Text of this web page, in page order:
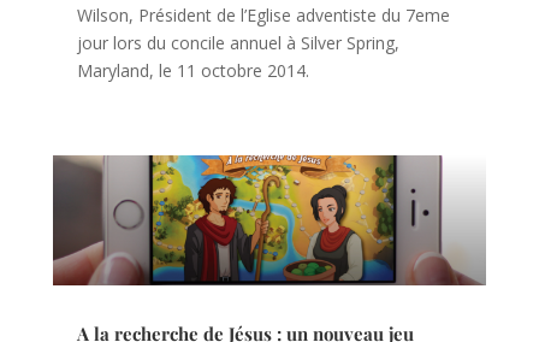
Wilson, Président de l’Eglise adventiste du 7eme
jour lors du concile annuel à Silver Spring,
Maryland, le 11 octobre 2014.
A la recherche de Jésus : un nouveau jeu